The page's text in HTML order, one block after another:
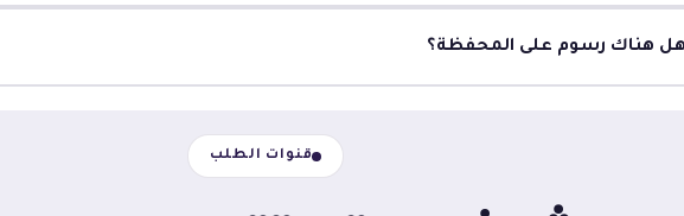
هل هناك رسوم على المحفظة؟
قنوات الطلب